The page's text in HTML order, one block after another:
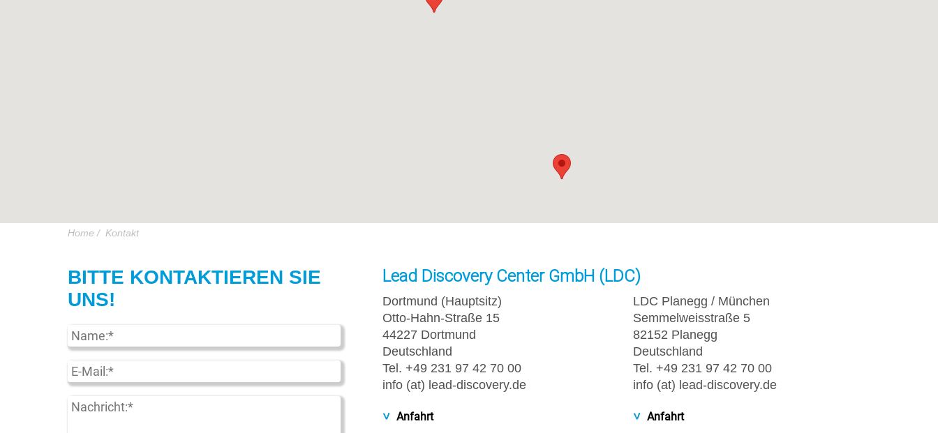
Home / Kontakt
BITTE KONTAKTIEREN SIE
UNS!
Lead Discovery Center GmbH (LDC)
Dortmund (Hauptsitz)
Otto-Hahn-Straße 15
44227 Dortmund
Deutschland
Tel. +49 231 97 42 70 00
info (at) lead-discovery.de
Anfahrt
LDC Planegg / München
Semmelweisstraße 5
82152 Planegg
Deutschland
Tel. +49 231 97 42 70 00
info (at) lead-discovery.de
Anfahrt